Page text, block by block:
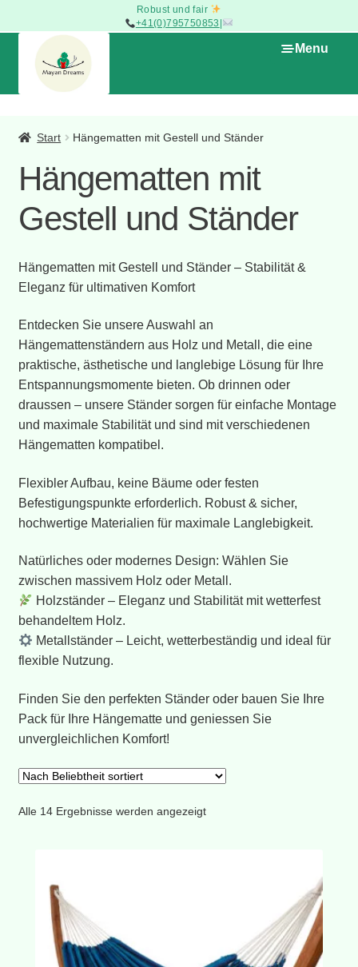
Robust und fair
+41(0)795750853
Skip
navigation
Skip
content
Menu
Hängesessel
Hängematten mit Gestell und Ständer
Handwerksarten
Warenkorb
Home
Start Hängematten mit Gestell und Ständer
Hängematten mit
Gestell und Ständer
Hängematten mit Gestell und Ständer – Stabilität &
Eleganz für ultimativen Komfort
Entdecken Sie unsere Auswahl an
Hängemattenständern aus Holz und Metall, die eine
praktische, ästhetische und langlebige Lösung für Ihre
Entspannungsmomente bieten. Ob drinnen oder
draussen – unsere Ständer sorgen für einfache Montage
und maximale Stabilität und sind mit verschiedenen
Hängematten kompatibel.
Flexibler Aufbau, keine Bäume oder festen
Befestigungspunkte erforderlich. Robust & sicher,
hochwertige Materialien für maximale Langlebigkeit.
Natürliches oder modernes Design: Wählen Sie
zwischen massivem Holz oder Metall.
Holzständer – Eleganz und Stabilität mit wetterfest
behandeltem Holz.
Metallständer – Leicht, wetterbeständig und ideal für
flexible Nutzung.
Finden Sie den perfekten Ständer oder bauen Sie Ihre
Pack für Ihre Hängematte und geniessen Sie
unvergleichlichen Komfort!
Alle 14 Ergebnisse werden angezeigtNach